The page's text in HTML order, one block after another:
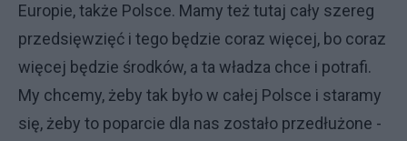
Europie, także Polsce. Mamy też tutaj cały szereg
przedsięwzięć i tego będzie coraz więcej, bo coraz
więcej będzie środków, a ta władza chce i potrafi.
My chcemy, żeby tak było w całej Polsce i staramy
się, żeby to poparcie dla nas zostało przedłużone -